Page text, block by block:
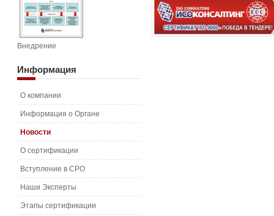
Внедрение
Информация
О компании
Информация о Органе
Новости
О сертификации
Вступление в СРО
Наши Эксперты
Этапы сертификации